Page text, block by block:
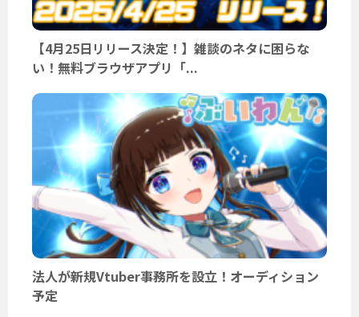
【4月25日リリース決定！】雑談のネタに困らな
い！無料ブラウザアプリ「...
法人が新規Vtuber事務所を設立！オーディション
予定